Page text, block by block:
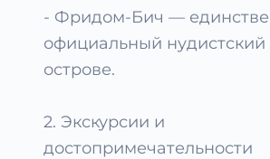
- Фридом-Бич —
официальный
острове.
2. Экскурсии и
достопримечательности